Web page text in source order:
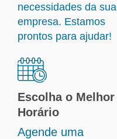
necessidades da sua
empresa. Estamos
prontos para ajudar!
Escolha o Melhor
Horário
Agende uma